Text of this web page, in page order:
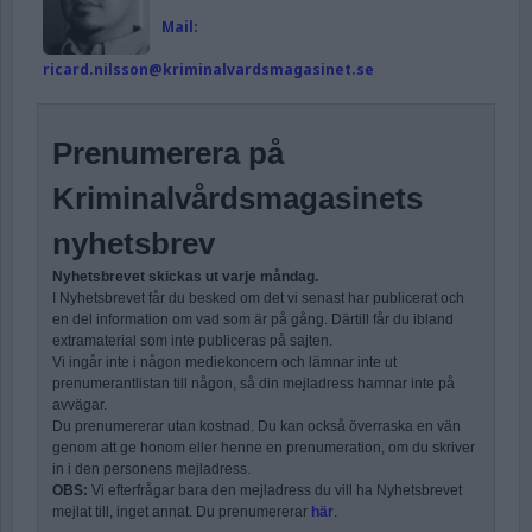
Mail:
ricard.nilsson@kriminalvardsmagasinet.se
Prenumerera på
Kriminalvårdsmagasinets
nyhetsbrev
Nyhetsbrevet skickas ut varje måndag.
I Nyhetsbrevet får du besked om det vi senast har publicerat och
en del information om vad som är på gång. Därtill får du ibland
extramaterial som inte publiceras på sajten.
Vi ingår inte i någon mediekoncern och lämnar inte ut
prenumerantlistan till någon, så din mejladress hamnar inte på
avvägar.
Du prenumererar utan kostnad. Du kan också överraska en vän
genom att ge honom eller henne en prenumeration, om du skriver
in i den personens mejladress.
OBS: Vi efterfrågar bara den mejladress du vill ha Nyhetsbrevet
mejlat till, inget annat. Du prenumererar här